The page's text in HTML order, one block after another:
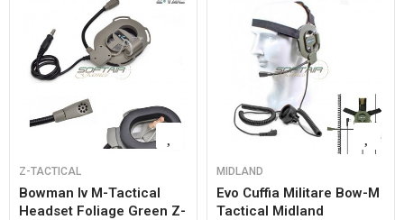
Z-TACTICAL
Bowman Iv M-Tactical
Headset Foliage Green Z-
MIDLAND
Evo Cuffia Militare Bow-M
Tactical Midland